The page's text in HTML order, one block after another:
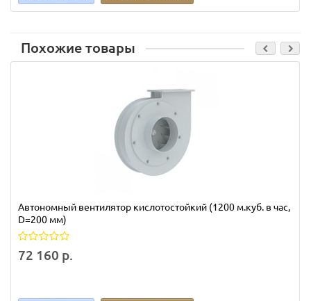
Похожие товары
Автономный вентилятор кислотостойкий (1200 м.куб. в час,
D=200 мм)
72 160 р.